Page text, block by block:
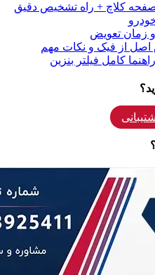
و زمان تعویض
از فیک و نکات مهم
کامل فیلتر بنزین